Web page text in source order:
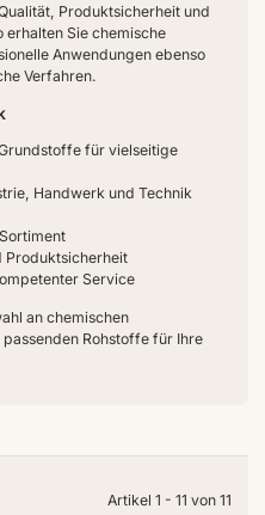
Produktsicherheit und
Sie chemische
Anwendungen ebenso
Verfahren.
für vielseitige
Handwerk und Technik
Produktsicherheit
Service
an chemischen
Rohstoffe für Ihre
Artikel 1 - 11 von 11